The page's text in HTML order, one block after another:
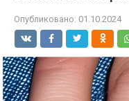
Опубликовано: 01.10.2024